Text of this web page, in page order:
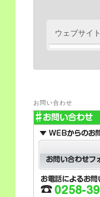
ウェブサイト
お問い合わせ